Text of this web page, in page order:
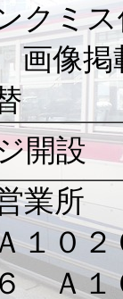
クミ
画像
開設
業所
１０
Ａ